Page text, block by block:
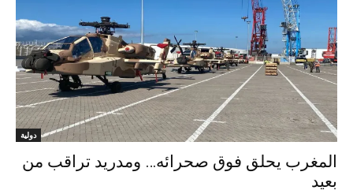
دولية
المغرب يحلق فوق صحرائه… ومدريد تراقب من
بعيد